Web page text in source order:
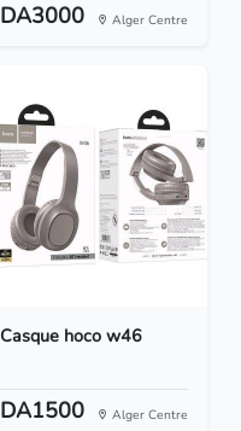
DA3000 Alger Centre
Casque hoco w46
DA1500 Alger Centre